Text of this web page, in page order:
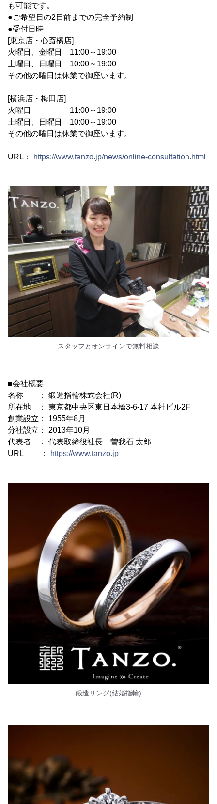
も可能です。
●ご希望日の2日前までの完全予約制
●受付日時
[東京店・心斎橋店]
火曜日、金曜日 11:00～19:00
土曜日、日曜日 10:00～19:00
その他の曜日は休業で御座います。
[横浜店・梅田店]
火曜日 11:00～19:00
土曜日、日曜日 10:00～19:00
その他の曜日は休業で御座います。
URL： https://www.tanzo.jp/news/online-consultation.html
スタッフとオンラインで無料相談
■会社概要
名称 ： 鍛造指輪株式会社(R)
所在地 ： 東京都中央区東日本橋3-6-17 本社ビル2F
創業設立： 1955年8月
分社設立： 2013年10月
代表者 ： 代表取締役社長 曽我石 太郎
URL ：
https://www.tanzo.jp
鍛造リング(結婚指輪)